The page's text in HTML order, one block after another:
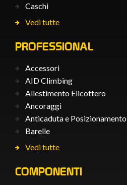
Caschi
Vedi tutte
PROFESSIONAL
Accessori
AID Climbing
Allestimento Elicottero
Ancoraggi
Anticaduta e Posizionamento
Barelle
Vedi tutte
COMPONENTI